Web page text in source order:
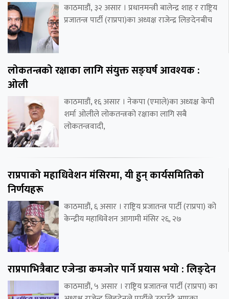
काठमाडौं, ३२ असार । प्रधानमन्त्री बालेन्द्र शाह र राष्ट्रिय
प्रजातन्त्र पार्टी (राप्रपा)का अध्यक्ष राजेन्द्र लिङदेनबीच
लोकतन्त्रको रक्षाका लागि संयुक्त सङ्घर्ष आवश्यक :
ओली
काठमाडौं, १६ असार । नेकपा (एमाले)का अध्यक्ष केपी
शर्मा ओलीले लोकतन्त्रको रक्षाका लागि सबै
लोकतन्त्रवादी,
राप्रपाको महाधिवेशन मंसिरमा, यी हुन् कार्यसमितिको
निर्णयहरू
काठमाडौं, ६ असार । राष्ट्रिय प्रजातन्त्र पार्टी (राप्रपा) को
केन्द्रीय महाधिवेशन आगामी मंसिर २६, २७
राप्रपाभित्रैबाट एजेन्डा कमजोर पार्ने प्रयास भयो : लिङ्देन
काठमाडौं, ५ असार । राष्ट्रिय प्रजातन्त्र पार्टी (राप्रपा) का